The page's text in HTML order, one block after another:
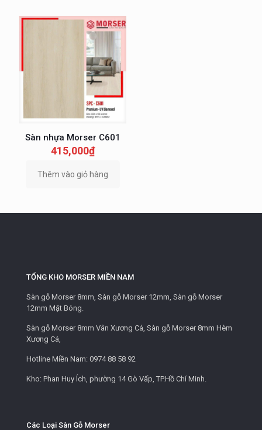
Sàn nhựa Morser C601
415,000₫
Thêm vào giỏ hàng
TỔNG KHO MORSER MIỀN NAM
Sàn gỗ Morser 8mm, Sàn gỗ Morser 12mm, Sàn gỗ Morser
12mm Mặt Bóng.
Sàn gỗ Morser 8mm Vân Xương Cá, Sàn gỗ Morser 8mm Hèm
Xương Cá,
Hotline Miền Nam: 0974 88 58 92
Kho: Phan Huy Ích, phường 14 Gò Vấp, TP.Hồ Chí Minh.
Các Loại Sàn Gỗ Morser